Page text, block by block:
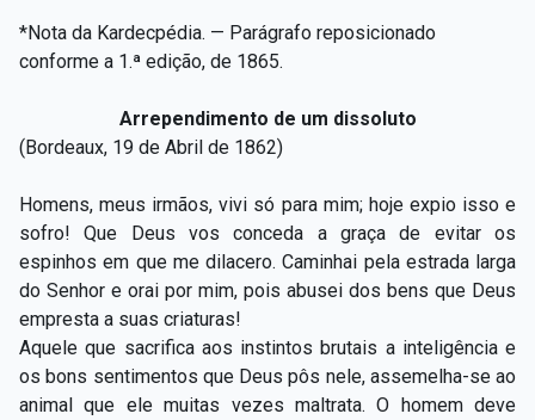
*Nota da Kardecpédia. — Parágrafo reposicionado
conforme a 1.ª edição, de 1865.
Arrependimento de um dissoluto
(Bordeaux, 19 de Abril de 1862)
Homens, meus irmãos, vivi só para mim; hoje expio isso e
sofro! Que Deus vos conceda a graça de evitar os
espinhos em que me dilacero. Caminhai pela estrada larga
do Senhor e orai por mim, pois abusei dos bens que Deus
empresta a suas criaturas!
Aquele que sacrifica aos instintos brutais a inteligência e
os bons sentimentos que Deus pôs nele, assemelha-se ao
animal que ele muitas vezes maltrata. O homem deve